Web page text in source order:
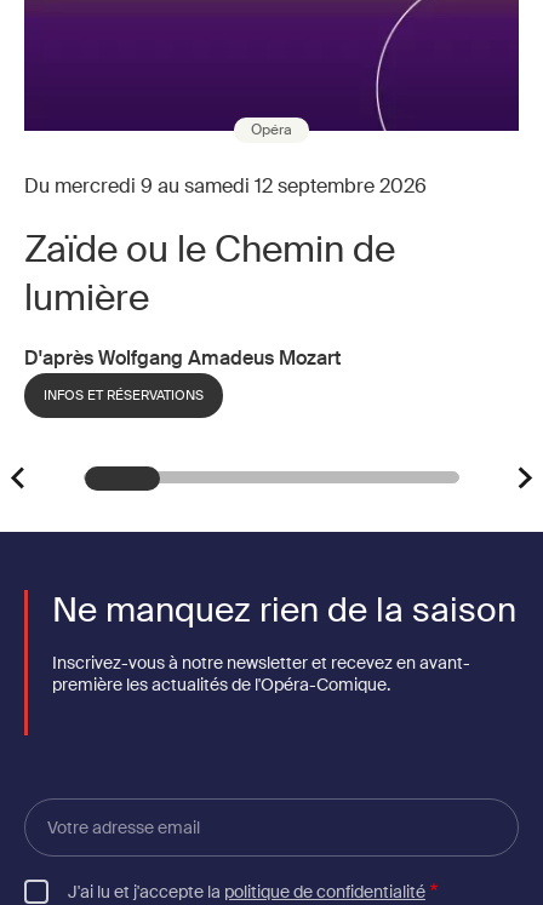
Opéra
Du mercredi 9 au samedi 12 septembre 2026
Zaïde ou le Chemin de
lumière
D'après Wolfgang Amadeus Mozart
INFOS ET RÉSERVATIONS
Ne manquez rien de la saison
Inscrivez-vous à notre newsletter et recevez en avant-
première les actualités de l'Opéra-Comique.
Votre
adresse
email
J'ai lu et j'accepte la politique de confidentialité